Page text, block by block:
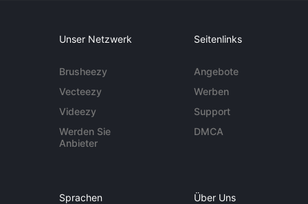
Unser Netzwerk
Brusheezy
Vecteezy
Videezy
Werden Sie
Anbieter
Seitenlinks
Angebote
Werben
Support
DMCA
Sprachen Über Uns